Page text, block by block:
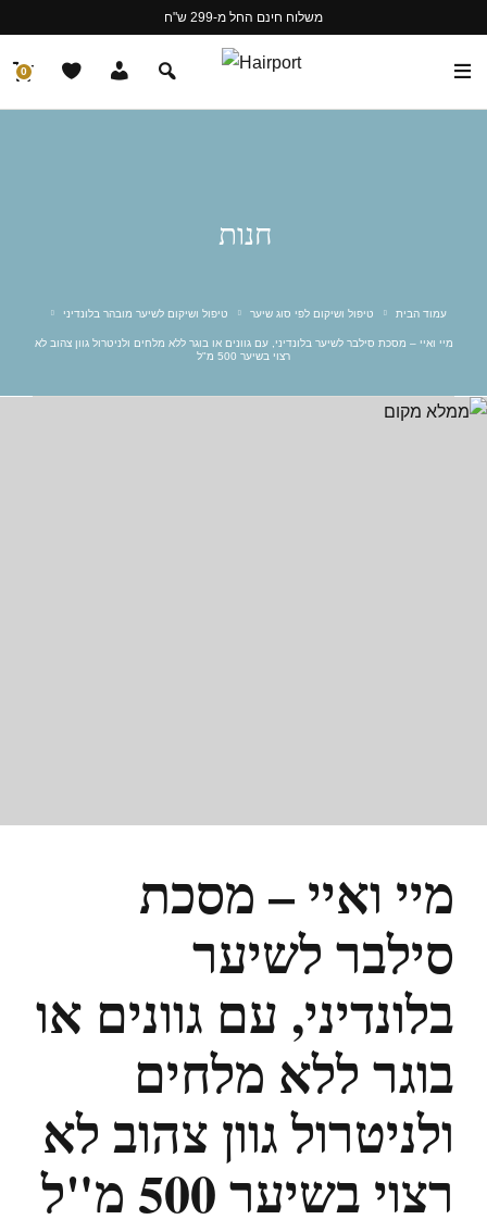
משלוח חינם החל מ-299 ש"ח
0
חנות
עמוד הבית טיפול ושיקום לפי סוג שיער טיפול ושיקום לשיער מובהר בלונדיני
מיי ואיי – מסכת סילבר לשיער בלונדיני, עם גוונים או בוגר ללא מלחים ולניטרול גוון צהוב לא
רצוי בשיער 500 מ"ל
מיי ואיי – מסכת
סילבר לשיער
בלונדיני, עם גוונים או
בוגר ללא מלחים
ולניטרול גוון צהוב לא
רצוי בשיער 500 מ"ל